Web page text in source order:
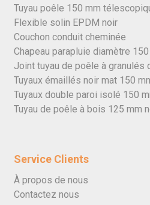
Tuyau poêle 150 mm
Flexible solin EPDM noir
Couchon conduit cheminée
Chapeau parapluie diamètre
Joint tuyau de poêle à granulés
Tuyaux émaillés noir mat 150
Tuyaux double paroi isolé 150
Tuyau de poêle à bois 125 mm
Service Clients
À propos de nous
Contactez nous